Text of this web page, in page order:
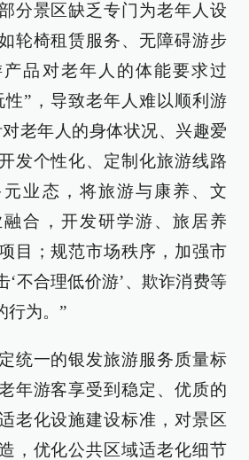
分景区缺乏专门为老年人设
轮椅租赁服务、无障碍游步
品对老年人的体能要求过
性”，导致老年人难以顺利游
老年人的身体状况、兴趣爱
发个性化、定制化旅游线路
业态，将旅游与康养、文
合，开发研学游、旅居养
目；规范市场秩序，加强市
‘不合理低价游’、欺诈消费等
行为。”
统一的银发旅游服务质量标
年游客享受到稳定、优质的
老化设施建设标准，对景区
，优化公共区域适老化细节